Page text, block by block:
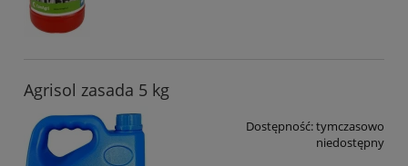
Agrisol zasada 5 kg
Dostępność:tymczasowo
niedostępny